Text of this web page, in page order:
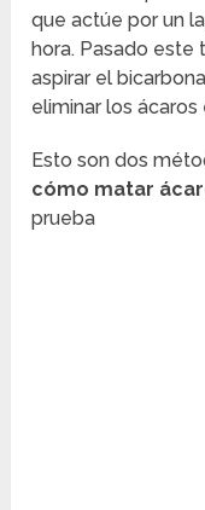
que actúe por un
hora. Pasado este
aspirar el
eliminar los
Esto son dos
cómo matar
prueba